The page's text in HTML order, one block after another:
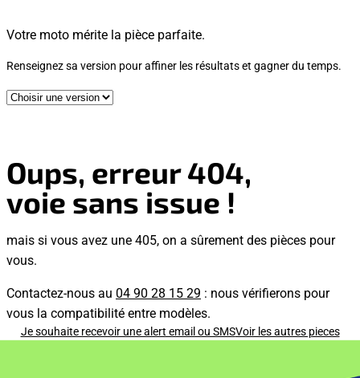
Votre moto mérite la pièce parfaite.
Renseignez sa version pour affiner les résultats et gagner du temps.
Oups, erreur 404,
voie sans issue !
mais si vous avez une 405, on a sûrement des pièces pour
vous.
Contactez-nous au 04 90 28 15 29 : nous vérifierons pour
vous la compatibilité entre modèles.
Je souhaite recevoir une alert email ou SMSVoir les autres pieces